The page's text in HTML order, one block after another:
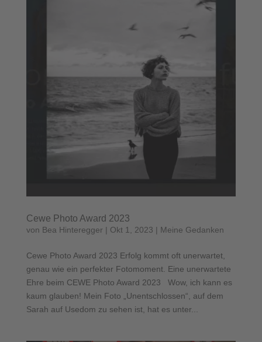
Cewe Photo Award 2023
von Bea Hinteregger | Okt 1, 2023 | Meine Gedanken
Cewe Photo Award 2023 Erfolg kommt oft unerwartet,
genau wie ein perfekter Fotomoment. Eine unerwartete
Ehre beim CEWE Photo Award 2023 Wow, ich kann es
kaum glauben! Mein Foto „Unentschlossen“, auf dem
Sarah auf Usedom zu sehen ist, hat es unter...